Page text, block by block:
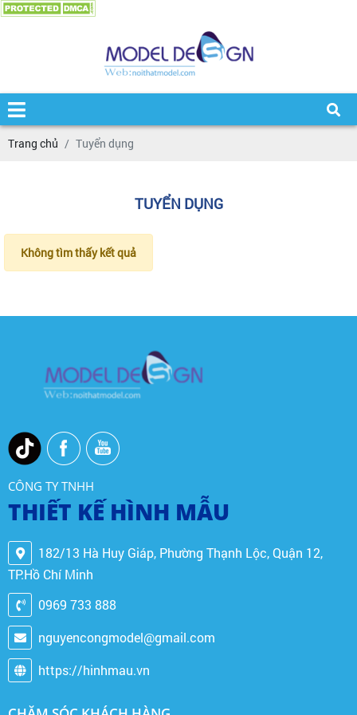
Trang chủ Tuyển dụng
TUYỂN DỤNG
Không tìm thấy kết quả
CÔNG TY TNHH
THIẾT KẾ HÌNH MẪU
182/13 Hà Huy Giáp, Phường Thạnh Lộc, Quận 12,
TP.Hồ Chí Minh
0969 733 888
nguyencongmodel@gmail.com
https://hinhmau.vn